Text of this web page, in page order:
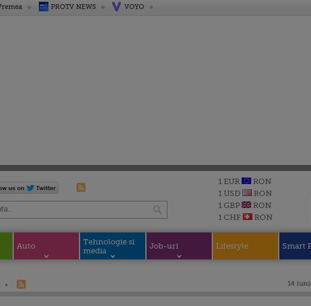
PROTV NEWS VOYO
1 EUR
RON
1 USD
RON
1 GBP
RON
1 CHF
RON
Auto
Tehnologie si
media
Job-uri Lifestyle Smart
14